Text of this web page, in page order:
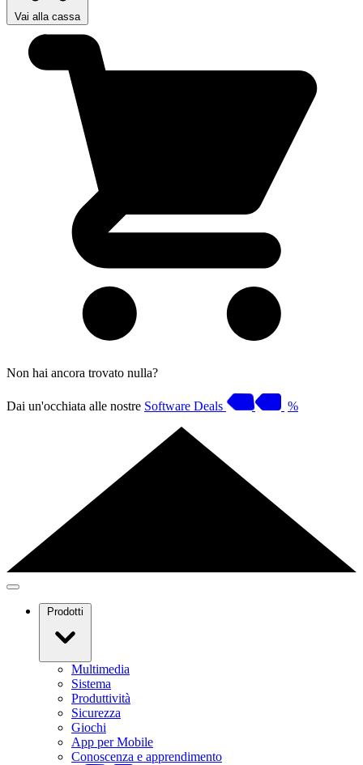
Vai alla cassa
Non hai ancora trovato nulla?
Dai un'occhiata alle nostre Software Deals %
Prodotti
Multimedia
Sistema
Produttività
Sicurezza
Giochi
App per Mobile
Conoscenza e apprendimento